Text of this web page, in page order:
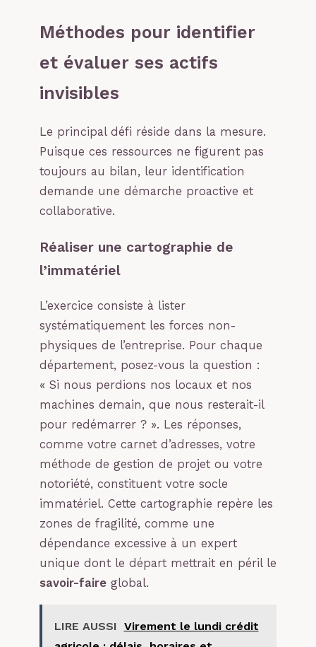
Méthodes pour identifier
et évaluer ses actifs
invisibles
Le principal défi réside dans la mesure.
Puisque ces ressources ne figurent pas
toujours au bilan, leur identification
demande une démarche proactive et
collaborative.
Réaliser une cartographie de
l’immatériel
L’exercice consiste à lister
systématiquement les forces non-
physiques de l’entreprise. Pour chaque
département, posez-vous la question :
« Si nous perdions nos locaux et nos
machines demain, que nous resterait-il
pour redémarrer ? ». Les réponses,
comme votre carnet d’adresses, votre
méthode de gestion de projet ou votre
notoriété, constituent votre socle
immatériel. Cette cartographie repère les
zones de fragilité, comme une
dépendance excessive à un expert
unique dont le départ mettrait en péril le
savoir-faire global.
LIRE AUSSI Virement le lundi crédit